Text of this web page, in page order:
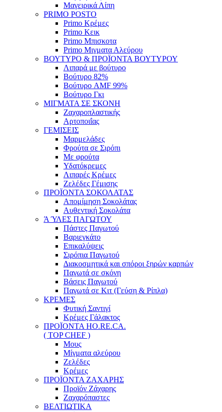
Μαγειρικά Λίπη
PRIMO POSTO
Primo Κρέμες
Primo Κεικ
Primo Μπισκοτα
Primo Μιγματα Αλεύρου
ΒΟΥΤΥΡΟ & ΠΡΟΪΟΝΤΑ ΒΟΥΤΥΡΟΥ
Λιπαρά με βούτυρο
Βούτυρο 82%
Βούτυρο AMF 99%
Βούτυρο Γκι
ΜΙΓΜΑΤΑ ΣΕ ΣΚΟΝΗ
Ζαχαροπλαστικής
Αρτοποιΐας
ΓΕΜΙΣΕΙΣ
Μαρμελάδες
Φρούτα σε Σιρόπι
Με φρούτα
Υδατόκρεμες
Λιπαρές Κρέμες
Ζελέδες Γέμισης
ΠΡΟΪΟΝΤΑ ΣΟΚΟΛΑΤΑΣ
Απομίμηση Σοκολάτας
Αυθεντική Σοκολάτα
Ά ΎΛΕΣ ΠΑΓΩΤΟΥ
Πάστες Παγωτού
Βαριεγκάτο
Επικαλύψεις
Σιρόπια Παγωτού
Διακοσμητικά και σπόροι ξηρών καρπών
Παγωτά σε σκόνη
Βάσεις Παγωτού
Παγωτά σε Κιτ (Γεύση & Ρίπλα)
ΚΡΕΜΕΣ
Φυτική Σαντιγί
Κρέμες Γάλακτος
ΠΡΟΪΟΝΤΑ HO.RE.CA.
( TOP CHEF )
Μους
Μίγματα αλεύρου
Ζελέδες
Κρέμες
ΠΡΟΪΟΝΤΑ ΖΑΧΑΡΗΣ
Προϊόν Ζάχαρης
Ζαχαρόπαστες
ΒΕΛΤΙΩΤΙΚΑ